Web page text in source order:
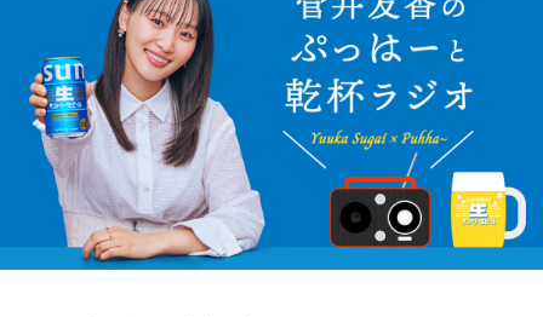
このイベントは、飯野とサトミの思い出の場所「日産グロー
バル本社ギャラリー」で行われ結婚式や披露宴を予定。過去
に番組エンディングテーマ曲を担当したり日本武道館のイベ
ントにも参加するなど番組と縁のある渡辺美里さんや、番組
ゲスト出演や番組オリジナル曲「日曜日に会おうよ」のレコ
ーディングにメンバーが参加したゴスペラーズが「来賓」と
して登場。ライブパフォーマンスでウェディングパーティー